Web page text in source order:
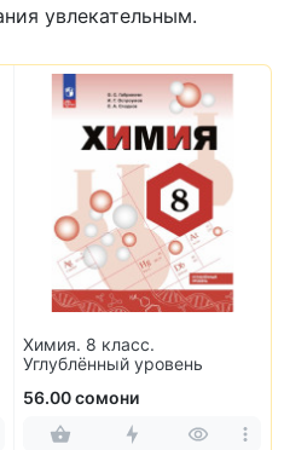
увлекательным.
Химия. 8 класс.
Углублённый уровень
56.00 сомони